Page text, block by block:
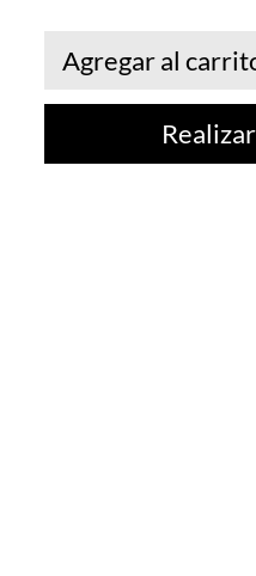
Agregar al